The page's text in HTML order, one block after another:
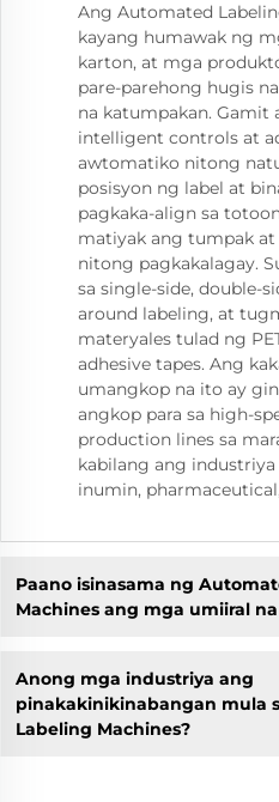
Ang Automated
kayang humawak ng
karton, at mga
pare-parehong hugis
na katumpakan. Gamit
intelligent controls at
awtomatiko nitong
posisyon ng label at
pagkaka-align sa
matiyak ang tumpak at
nitong pagkakalagay.
sa single-side, double-
around labeling, at
materyales tulad ng
adhesive tapes. Ang
umangkop na ito ay
angkop para sa high-
production lines sa
kabilang ang
inumin,
Paano isinasama ng
Machines ang mga umiiral
Anong mga industriya ang
pinakakinikinabangan mula
Labeling Machines?